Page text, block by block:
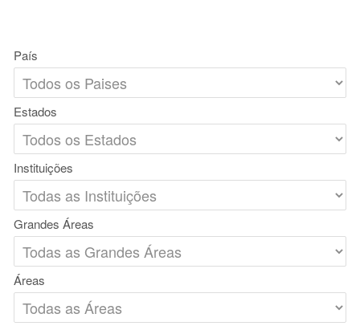
País
Estados
Instituições
Grandes Áreas
Áreas